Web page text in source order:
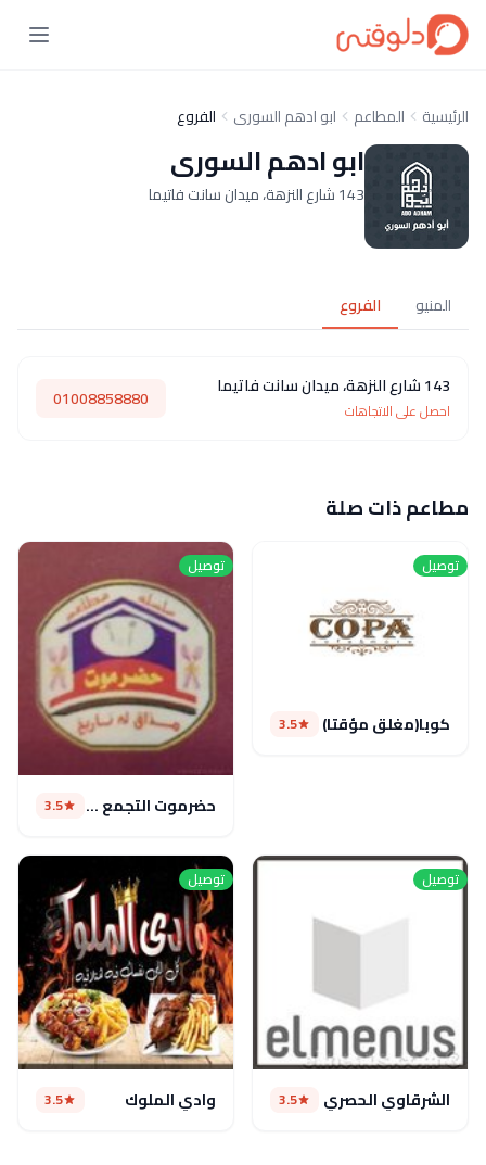
الرئيسية المطاعم ابو ادهم السورى الفروع
ابو ادهم السورى
143 شارع النزهة، ميدان سانت فاتيما
المنيو الفروع
143 شارع النزهة، ميدان سانت فاتيما
احصل على الاتجاهات 01008858880
مطاعم ذات صلة
توصيل
كوبا(مغلق مؤقتا) 3.5
توصيل
حضرموت التجمع الخامس 3.5
توصيل
الشرقاوي الحصري 3.5
توصيل
وادي الملوك 3.5